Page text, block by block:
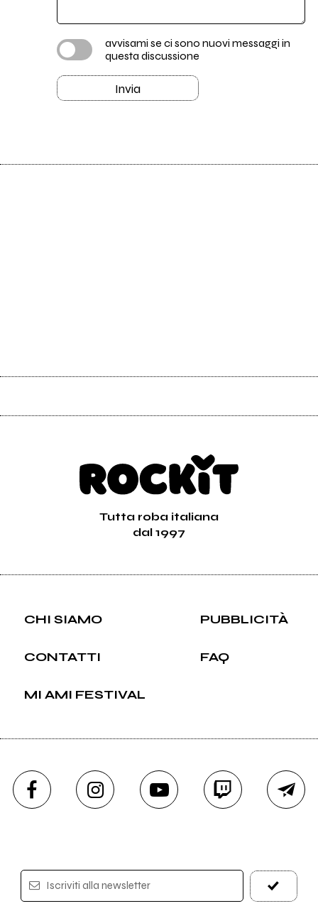
avvisami se ci sono nuovi messaggi in
questa discussione
Invia
Tutta roba italiana
dal 1997
CHI SIAMO PUBBLICITÀ
CONTATTI FAQ
MI AMI FESTIVAL
Iscriviti alla newsletter